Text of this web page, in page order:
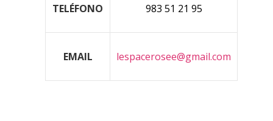
TELÉFONO 983 51 21 95
EMAIL lespacerosee@gmail.com